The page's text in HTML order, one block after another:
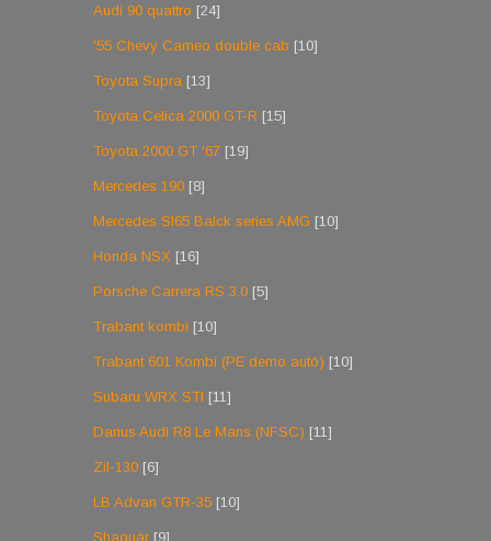
Audi 90 quattro [24]
'55 Chevy Cameo double cab [10]
Toyota Supra [13]
Toyota Celica 2000 GT-R [15]
Toyota 2000 GT '67 [19]
Mercedes 190 [8]
Mercedes Sl65 Balck series AMG [10]
Honda NSX [16]
Porsche Carrera RS 3.0 [5]
Trabant kombi [10]
Trabant 601 Kombi (PE demo autó) [10]
Subaru WRX STI [11]
Darius Audi R8 Le Mans (NFSC) [11]
Zil-130 [6]
LB Advan GTR-35 [10]
Shaguár [9]